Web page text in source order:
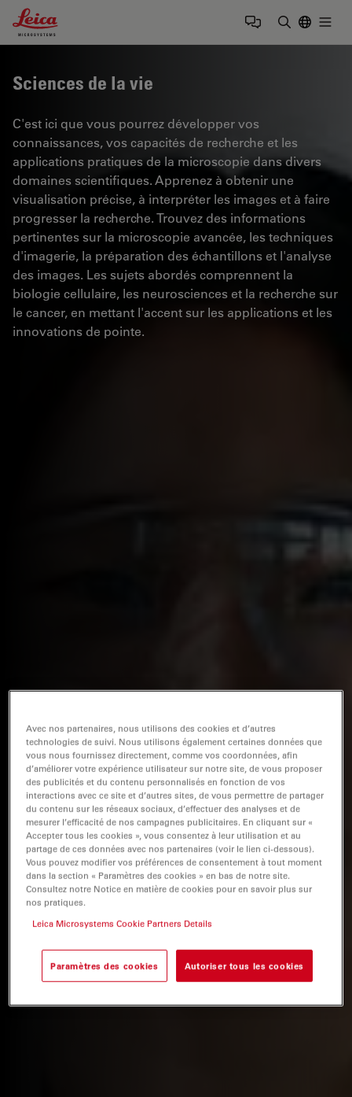
Leica Microsystems Logo
Sciences de la vie
C'est ici que vous pourrez développer vos
connaissances, vos capacités de recherche et les
applications pratiques de la microscopie dans divers
domaines scientifiques. Apprenez à obtenir une
visualisation précise, à interpréter les images et à faire
progresser la recherche. Trouvez des informations
pertinentes sur la microscopie avancée, les techniques
d'imagerie, la préparation des échantillons et l'analyse
des images. Les sujets abordés comprennent la
biologie cellulaire, les neurosciences et la recherche sur
le cancer, en mettant l'accent sur les applications et les
innovations de pointe.
Avec nos partenaires, nous utilisons des cookies et d’autres
technologies de suivi. Nous utilisons également certaines données que
vous nous fournissez directement, comme vos coordonnées, afin
d’améliorer votre expérience utilisateur sur notre site, de vous proposer
des publicités et du contenu personnalisés en fonction de vos
interactions avec ce site et d’autres sites, de vous permettre de partager
du contenu sur les réseaux sociaux, d’effectuer des analyses et de
mesurer l’efficacité de nos campagnes publicitaires. En cliquant sur «
Accepter tous les cookies », vous consentez à leur utilisation et au
partage de ces données avec nos partenaires (voir le lien ci-dessous).
Vous pouvez modifier vos préférences de consentement à tout moment
dans la section « Paramètres des cookies » en bas de notre site.
Consultez notre Notice en matière de cookies pour en savoir plus sur
nos pratiques.
Leica Microsystems Cookie Partners Details
Paramètres des cookies Autoriser tous les cookies